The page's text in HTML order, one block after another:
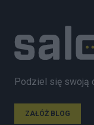
Podziel się swoją
ZAŁÓŻ BLOG